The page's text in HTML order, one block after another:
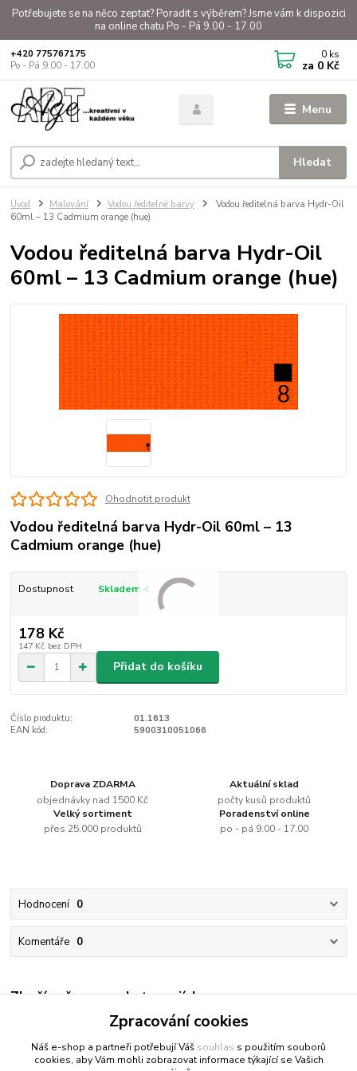
Potřebujete se na něco zeptat? Poradit s výběrem? Jsme vám k dispozici
na online chatu Po - Pá 9.00 - 17.00
Menu
Hledat
+420 775767175
Po - Pá 9.00 - 17.00
0 ks
za 0 Kč
Úvod Malování Vodou ředitelné barvy
Vodou ředitelná barva Hydr-Oil
60ml – 13 Cadmium orange (hue)
Vodou ředitelná barva Hydr-Oil
60ml – 13 Cadmium orange (hue)
Ohodnotit produkt
Vodou ředitelná barva Hydr-Oil 60ml – 13
Cadmium orange (hue)
Dostupnost Skladem 4
178 Kč
147 Kč bez DPH
Přidat do košíku
Číslo produktu:
01.1613
EAN kód:
5900310051066
Doprava ZDARMA
objednávky nad 1500 Kč
Aktuální sklad
počty kusů produktů
Velký sortiment
přes 25.000 produktů
Poradenství online
po - pá 9.00 - 17.00
Hodnocení 0
Komentáře 0
Zboží zařazeno v kategoriích
Vodou ředitelné barvyZpracování cookies
Náš e-shop a partneři potřebují Váš souhlas s použitím souborů
cookies, aby Vám mohli zobrazovat informace týkající se Vašich